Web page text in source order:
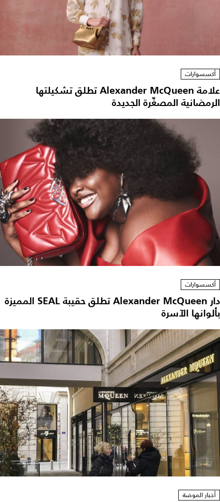
أكسسوارات
علامة Alexander McQueen تطلق تشكيلتها
المصغّرة الجديدة
أكسسوارات
دار Alexander McQueen تطلق حقيبة SEAL المميزة
الآسرة
أخبار الموضة